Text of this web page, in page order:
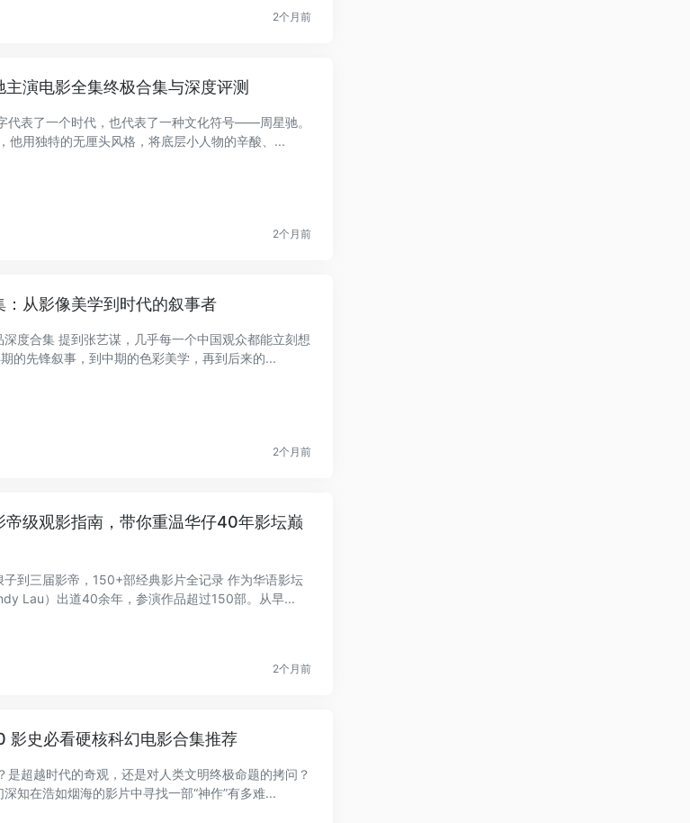
2个月前
演电影全集终极合集与深度评测
代表了一个时代，也代表了一种文化符号——周星驰。
他用独特的无厘头风格，将底层小人物的辛酸、...
2个月前
从影像美学到时代的叙事者
度合集 提到张艺谋，几乎每一个中国观众都能立刻想
的先锋叙事，到中期的色彩美学，再到后来的...
2个月前
帝级观影指南，带你重温华仔40年影坛巅
到三届影帝，150+部经典影片全记录 作为华语影坛
Lau）出道40余年，参演作品超过150部。从早...
2个月前
影史必看硬核科幻电影合集推荐
是超越时代的奇观，还是对人类文明终极命题的拷问？
知在浩如烟海的影片中寻找一部“神作”有多难...